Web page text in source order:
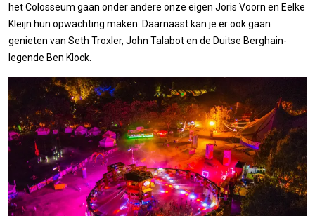
het Colosseum gaan onder andere onze eigen Joris Voorn en Eelke
Kleijn hun opwachting maken. Daarnaast kan je er ook gaan
genieten van Seth Troxler, John Talabot en de Duitse Berghain-
legende Ben Klock.